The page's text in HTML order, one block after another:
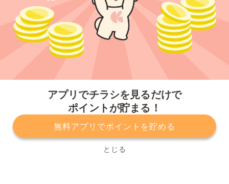
アプリでチラシを見るだけで
ポイントが貯まる！
無料アプリでポイントを貯める
とじる
プライバシーポリシー 利用規約
運営会社
サービスに関してのお問い合わせ